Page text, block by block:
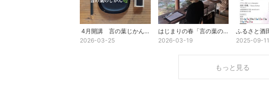
4月開講 言の葉じかん 募集はじめます！
2026-03-25
はじまりの春「言の葉のじかん」ご一緒に！
2026-03-19
2025-09-11
もっと見る